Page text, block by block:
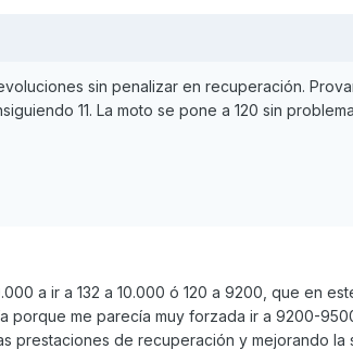
sin penalizar en recuperación.
11. La moto se pone a 120 sin
a ir a 132 a 10.000 ó 120 a 9200, que en
porque me parecía muy forzada ir a 9200-
prestaciones de recuperación y mejorando la